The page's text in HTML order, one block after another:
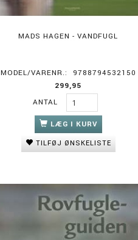
MADS HAGEN - VANDFUGL
MODEL/VARENR.:
9788794532150
299,95
ANTAL
LÆG I KURV
TILFØJ ØNSKELISTE